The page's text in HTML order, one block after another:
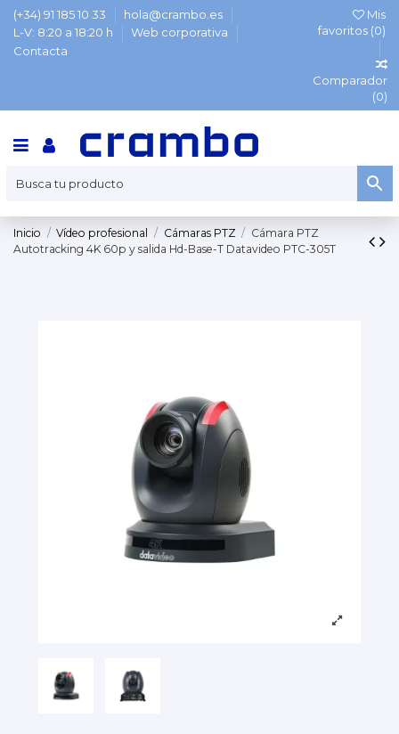
(+34) 91 185 10 33
hola@crambo.es
L-V: 8:20 a 18:20 h
Web corporativa
Contacta
Mis
favoritos (0)
Comparador
(0)
Inicio Vídeo profesional Cámaras PTZ
Cámara PTZ
Autotracking 4K 60p y salida Hd-Base-T Datavideo PTC-305T